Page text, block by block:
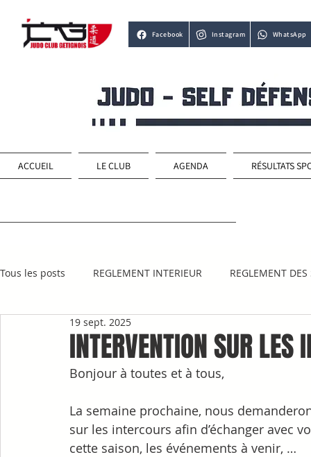
Facebook Instagram WhatsApp
ACCUEIL LE CLUB AGENDA RÉSULTATS
Tous les posts REGLEMENT INTERIEUR REGLEMENT DES
INTERVENTION SUR LES
19 sept. 2025
Bonjour à toutes et à tous,
La semaine prochaine, nous
sur les intercours afin d’échanger avec
cette saison, les événements à venir, …